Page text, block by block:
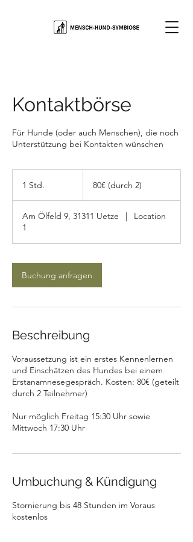
Kontaktbörse
Für Hunde (oder auch Menschen), die noch
Unterstützung bei Kontakten wünschen
1 Std.
d
80€ (durch 2)
Am Ölfeld 9, 31311 Uetze |
Location
1
Buchung anfragen
Beschreibung
Voraussetzung ist ein erstes Kennenlernen
und Einschätzen des Hundes bei einem
Erstanamnesegespräch. Kosten: 80€ (geteilt
durch 2 Teilnehmer)
Nur möglich Freitag 15:30 Uhr sowie
Mittwoch 17:30 Uhr
Umbuchung & Kündigung
Stornierung bis 48 Stunden im Voraus
kostenlos